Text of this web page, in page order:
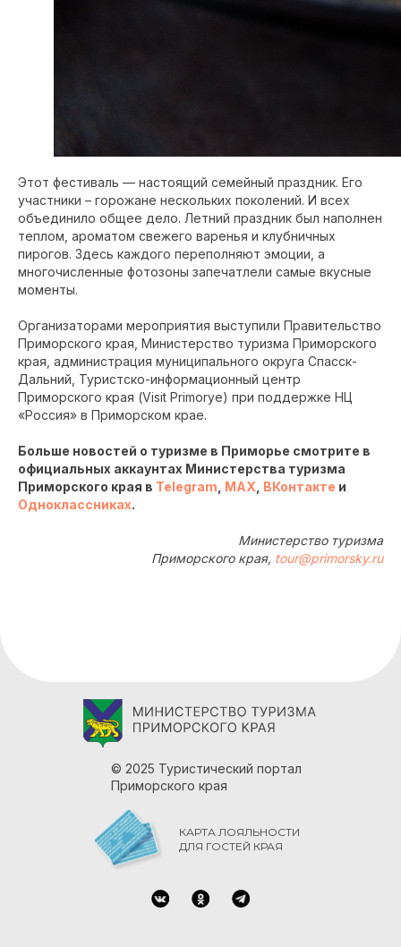
Этот фестиваль — настоящий семейный праздник. Его
участники – горожане нескольких поколений. И всех
объединило общее дело. Летний праздник был наполнен
теплом, ароматом свежего варенья и клубничных
пирогов. Здесь каждого переполняют эмоции, а
многочисленные фотозоны запечатлели самые вкусные
моменты.
Организаторами мероприятия выступили Правительство
Приморского края, Министерство туризма Приморского
края, администрация муниципального округа Спасск-
Дальний, Туристско-информационный центр
Приморского края (Visit Primorye) при поддержке НЦ
«Россия» в Приморском крае.
Больше новостей о туризме в Приморье смотрите в
официальных аккаунтах Министерства туризма
Приморского края в Telegram MAX ВКонтакте и
Одноклассниках.
Министерство туризма
Приморского края, tour@primorsky.ru
© 2025 Туристический портал
Приморского края
КАРТА ЛОЯЛЬНОСТИ
ДЛЯ ГОСТЕЙ КРАЯ